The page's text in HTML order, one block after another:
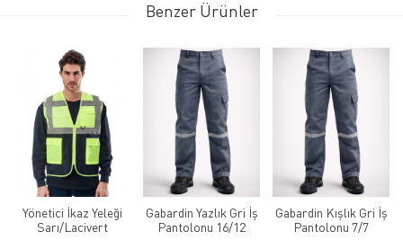
Benzer Ürünler
Yönetici İkaz Yeleği
Sarı/Lacivert
Gabardin Yazlık Gri İş
Pantolonu 16/12
Gabardin Kışlık Gri İş
Pantolonu 7/7